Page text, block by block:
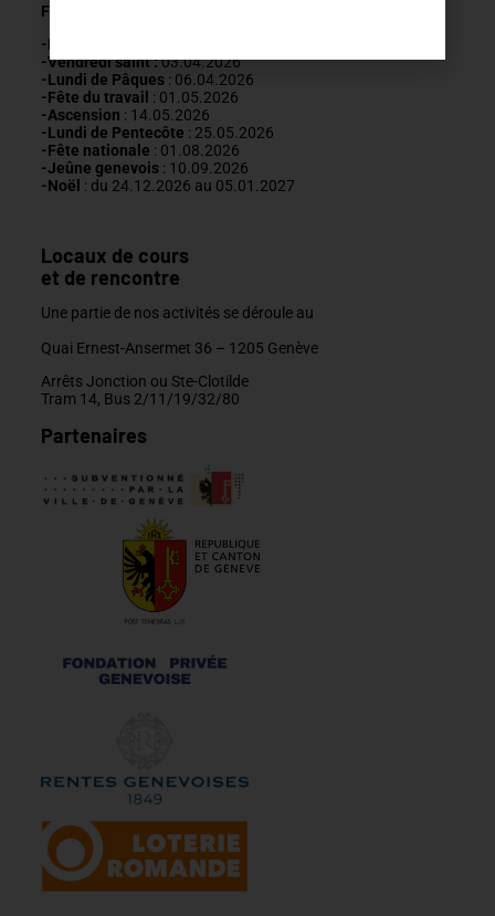
Fermetures annuelles :
-Nouvel An
-Vendredi saint :03.04.2026
-Lundi de Pâques: 06.04.2026
-Fête du travail : 01 .05.2026
-Ascension : 14.05.2026
-Lundi de Pentecôte : 25.05.2026
-Fête nationale : 01.08.2026
-Jeûne genevois: 10.09.2026
-Noël : du 24.12.2026 au 05.01.2027
Locaux de cours
et de rencontre
Une partie de nos activités se déroule au
Quai Ernest-Ansermet 36 – 1205 Genève
Arrêts Jonction ou Ste-Clotilde
Tram 14, Bus 2/11/19/32/80
Partenaires